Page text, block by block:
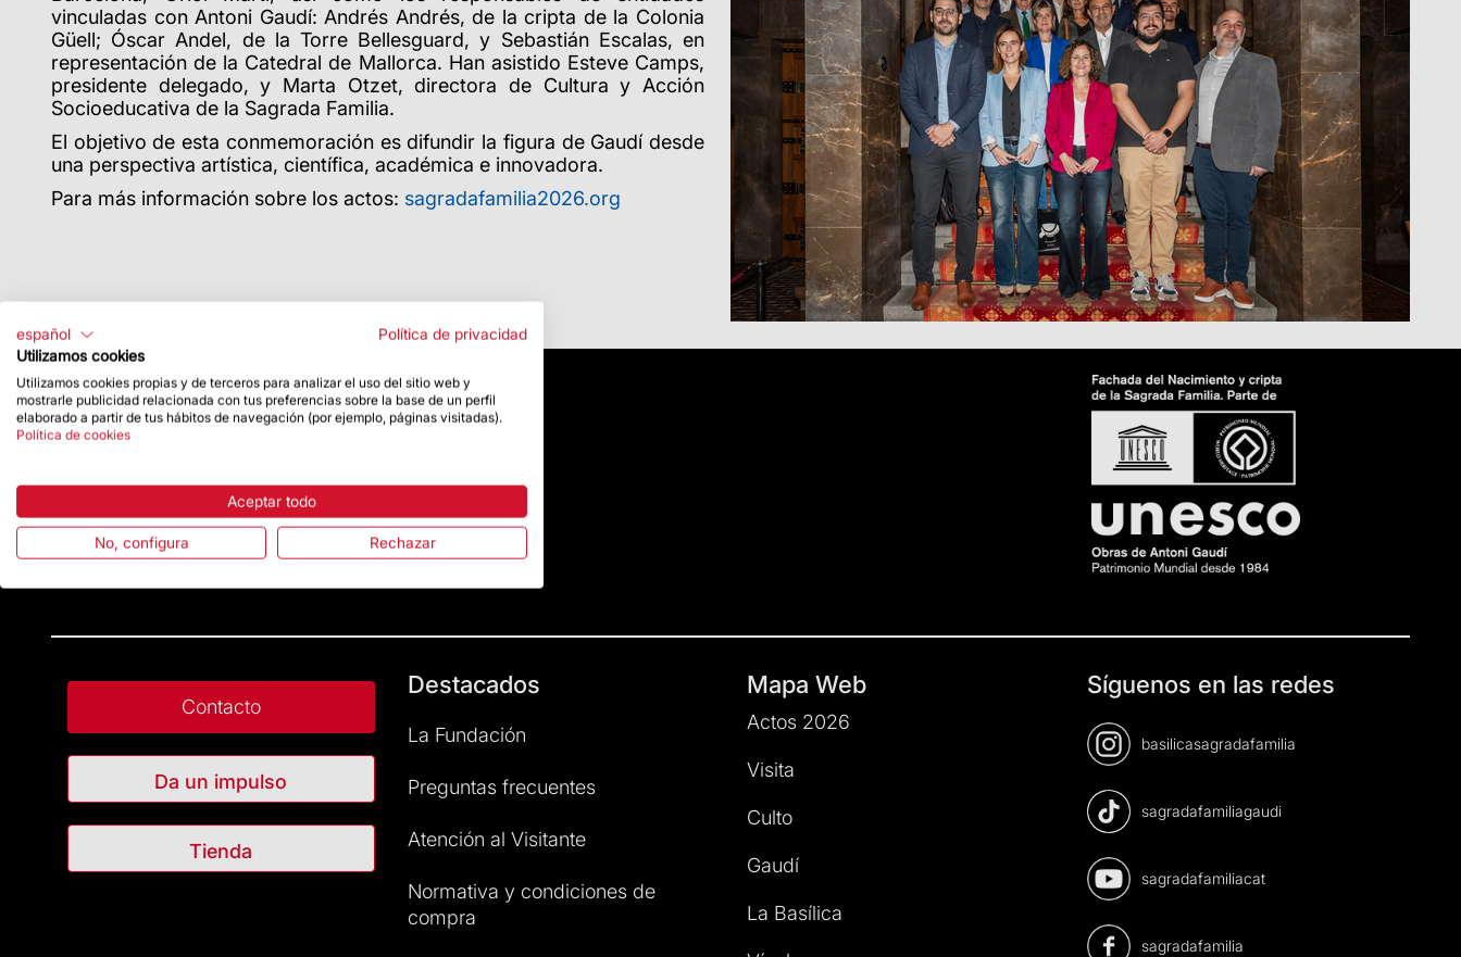
vinculadas con Antoni Gaudí: Andrés Andrés, de la cripta de la Colonia
Güell; Óscar Andel, de la Torre Bellesguard, y Sebastián Escalas, en
representación de la Catedral de Mallorca. Han asistido Esteve Camps,
presidente delegado, y Marta Otzet, directora de Cultura y Acción
Socioeducativa de la Sagrada Familia.
El objetivo de esta conmemoración es difundir la figura de Gaudí desde
una perspectiva artística, científica, académica e innovadora.
Para más información sobre los actos: sagradafamilia2026.org
Contacto
Da un impulso
Tienda
Destacados
La Fundación
Preguntas frecuentes
Atención al Visitante
Normativa y condiciones de
compra
Mapa Web
Actos 2026
Visita
Culto
Gaudí
La Basílica
Síguenos en las redes
basilicasagradafamilia
sagradafamiliagaudi
sagradafamiliacat
sagradafamilia
español
Política de privacidad
Utilizamos cookies
Utilizamos cookies propias y de terceros para analizar el uso del sitio web y
mostrarle publicidad relacionada con tus preferencias sobre la base de un perfil
elaborado a partir de tus hábitos de navegación (por ejemplo, páginas visitadas).
Política de cookies
Aceptar todo
No, configura Rechazar